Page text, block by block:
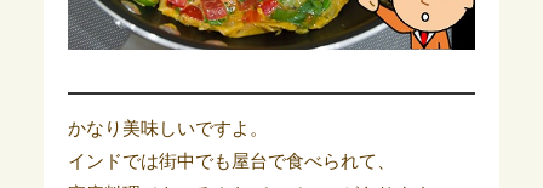
かなり美味しいですよ。
インドでは街中でも屋台で食べられて、